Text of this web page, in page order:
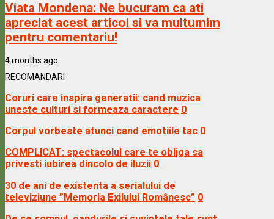
Viata Mondena: Ne bucuram ca ati
apreciat acest articol si va multumim
pentru comentariu!
4 months ago
RECOMANDARI
Coruri care inspira generatii: cand muzica
uneste culturi si formeaza caractere 0
Corpul vorbeste atunci cand emotiile tac 0
COMPLICAT: spectacolul care te obliga sa
privesti iubirea dincolo de iluzii 0
30 de ani de existenta a serialului de
televiziune ”Memoria Exilului Românesc” 0